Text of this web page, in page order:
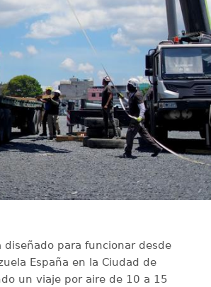
para funcionar desde
España en la Ciudad de
un viaje por aire de 10 a 15